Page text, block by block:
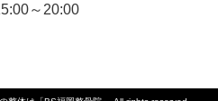
～20:00